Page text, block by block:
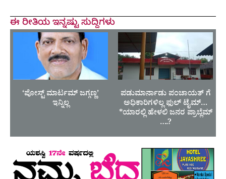
ಈ ರೀತಿಯ ಇನ್ನಷ್ಟು ಸುದ್ದಿಗಳು
‘ಪೋಸ್ಟ್ ಮಾರ್ಟಮ್ ಜಗ್ಗಣ್ಣ’
ಇನ್ನಿಲ್ಲ
ಪಡುಮಾರ್ನಾಡು ಪಂಚಾಯತ್ ಗೆ
ಅಧಿಕಾರಿಗಳಿಲ್ಲ ಫುಲ್ ಟೈಮ್…
*ಯಾರಲ್ಲಿ ಹೇಳಲಿ ಜನರ ಪ್ರಾಬ್ಲೆಮ್
….?